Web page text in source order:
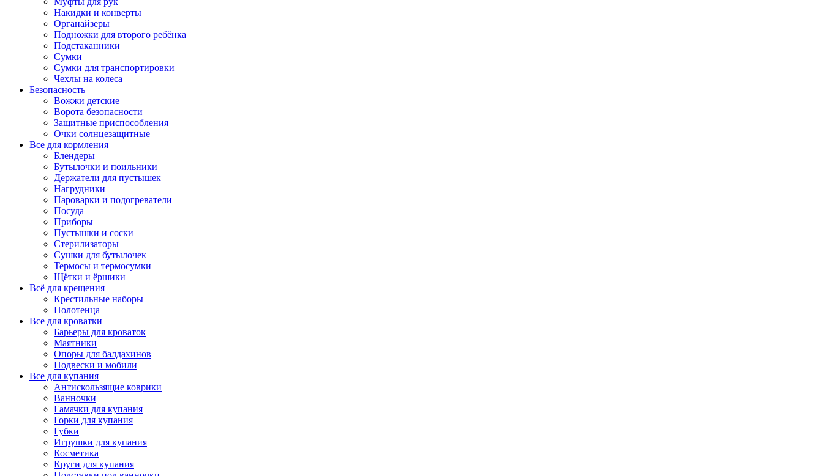
Накидки и конверты
Органайзеры
Подножки для второго ребёнка
Подстаканники
Сумки
Сумки для транспортировки
Чехлы на колеса
Безопасность
Вожжи детские
Ворота безопасности
Защитные приспособления
Очки солнцезащитные
Все для кормления
Блендеры
Бутылочки и поильники
Держатели для пустышек
Нагрудники
Пароварки и подогреватели
Посуда
Приборы
Пустышки и соски
Стерилизаторы
Сушки для бутылочек
Термосы и термосумки
Щётки и ёршики
Всё для крещения
Крестильные наборы
Полотенца
Все для кроватки
Барьеры для кроваток
Маятники
Опоры для балдахинов
Подвески и мобили
Все для купания
Антискользящие коврики
Ванночки
Гамачки для купания
Горки для купания
Губки
Игрушки для купания
Косметика
Круги для купания